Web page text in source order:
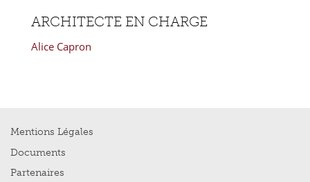
ARCHITECTE EN CHARGE
Alice Capron
Mentions Légales
Documents
Partenaires